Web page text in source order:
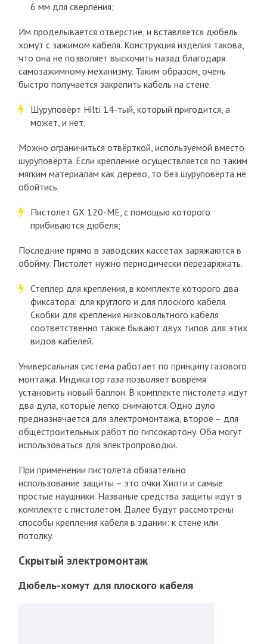
6 мм для сверления;
Им проделывается отверстие, и вставляется дюбель
хомут с зажимом кабеля. Конструкция изделия такова,
что она не позволяет выскочить назад благодаря
самозажимному механизму. Таким образом, очень
быстро получается закрепить кабель на стене.
Шуруповёрт Hilti 14-тый, который пригодится, а
может, и нет;
Можно ограничиться отвёрткой, используемой вместо
шуруповёрта. Если крепление осуществляется по таким
мягким материалам как дерево, то без шуруповёрта не
обойтись.
Пистолет GX 120-ME, с помощью которого
прибиваются дюбеля;
Последние прямо в заводских кассетах заряжаются в
обойму. Пистолет нужно периодически перезаряжать.
Степлер для крепления, в комплекте которого два
фиксатора: для круглого и для плоского кабеля.
Скобки для крепления низковольтного кабеля
соответственно также бывают двух типов для этих
видов кабелей.
Универсальная система работает по принципу газового
монтажа. Индикатор газа позволяет вовремя
установить новый баллон. В комплекте пистолета идут
два дула, которые легко снимаются. Одно дуло
предназначается для электромонтажа, второе – для
общестроительных работ по гипсокартону. Оба могут
использоваться для электропроводки.
При применении пистолета обязательно
использование защиты – это очки Хилти и самые
простые наушники. Названые средства защиты идут в
комплекте с пистолетом. Далее будут рассмотрены
способы крепления кабеля в здании: к стене или
потолку.
Скрытый электромонтаж
Дюбель-хомут для плоского кабеля